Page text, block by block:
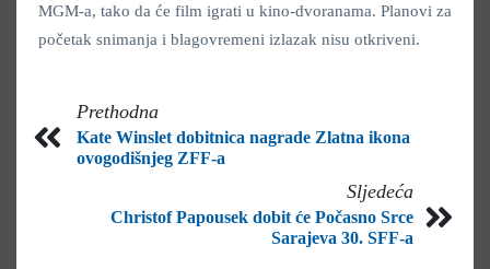
MGM-a, tako da će film igrati u kino-dvoranama. Planovi za
početak snimanja i blagovremeni izlazak nisu otkriveni.
Prethodna
Kate Winslet dobitnica nagrade Zlatna ikona
ovogodišnjeg ZFF-a
Sljedeća
Christof Papousek dobit će Počasno Srce
Sarajeva 30. SFF-a